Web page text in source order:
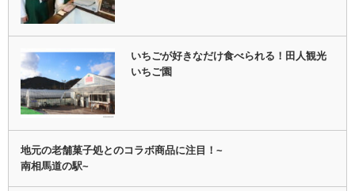
いちごが好きなだけ食べられる！田人観光
いちご園
地元の老舗菓子処とのコラボ商品に注目！~
南相馬道の駅~